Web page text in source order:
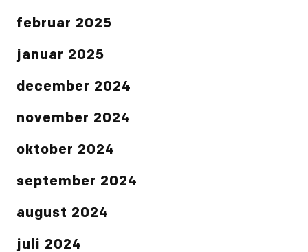
februar 2025
januar 2025
december 2024
november 2024
oktober 2024
september 2024
august 2024
juli 2024